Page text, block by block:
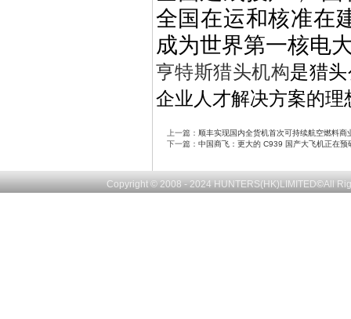
全国在运和核准在
成为世界第一核电
亨特斯猎头机构是猎
企业人才解决方案的理
上一篇： 顺丰实现国内全货机首次可持续航空燃料商
下一篇： 中国商飞：更大的 C939 国产大飞机正在预
Copyright © 2008 - 2024HUNTERS(HK)LIMITED©All